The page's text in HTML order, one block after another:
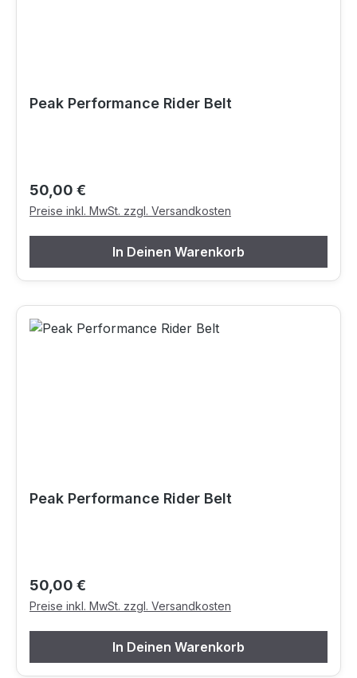
Peak Performance Rider Belt
Regulärer Preis:
50,00 €
Preise inkl. MwSt. zzgl. Versandkosten
In Deinen Warenkorb
Peak Performance Rider Belt
Regulärer Preis:
50,00 €
Preise inkl. MwSt. zzgl. Versandkosten
In Deinen Warenkorb